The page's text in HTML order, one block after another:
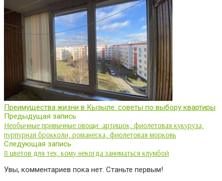
Преимущества жизни в Кызыле: советы по выбору квартиры
Предыдущая запись
Необычные привычные овощи: артишок, фиолетовая кукуруза,
пурпурная брокколи, романеска, фиолетовая морковь
Следующая запись
8 цветов для тех, кому некогда заниматься клумбой
Увы, комментариев пока нет. Станьте первым!